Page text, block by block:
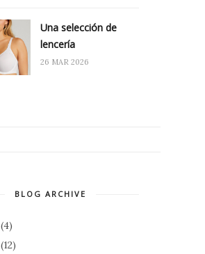
Una selección de
lencería
26 MAR 2026
BLOG ARCHIVE
(4)
(12)